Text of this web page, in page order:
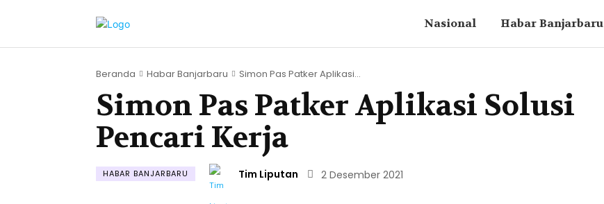
Nasional Habar Banjarbaru
Beranda Habar Banjarbaru Simon Pas Patker Aplikasi...
Simon Pas Patker Aplikasi Solusi
Pencari Kerja
HABAR BANJARBARU Tim Liputan 2 Desember 2021